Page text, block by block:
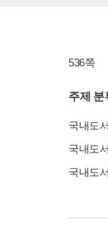
536쪽
주제 분
국내도
국내도
국내도